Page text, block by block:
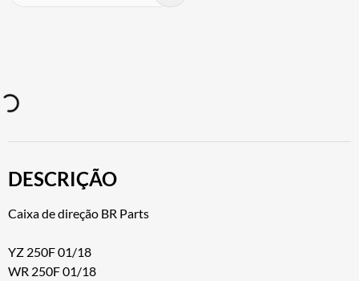
DESCRIÇÃO
Caixa de direção BR Parts
YZ 250F 01/18
WR 250F 01/18